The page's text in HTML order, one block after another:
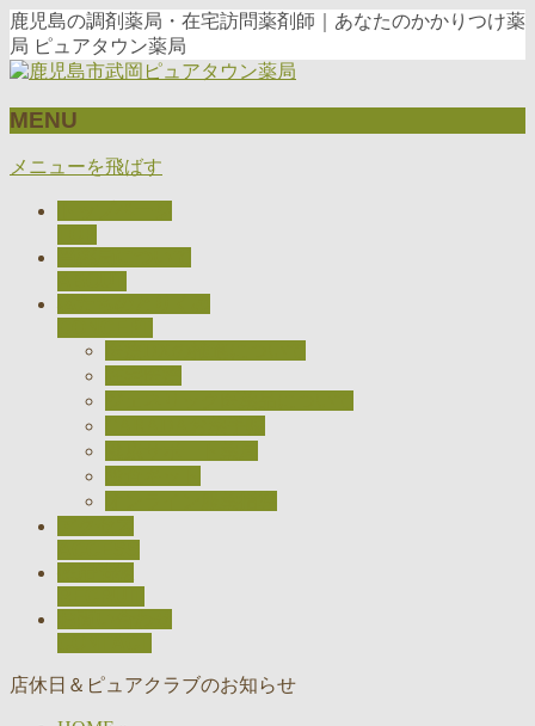
鹿児島の調剤薬局・在宅訪問薬剤師｜あなたのかかりつけ薬
局 ピュアタウン薬局
MENU
メニューを飛ばす
店休日＆ピュアクラブのお知らせ